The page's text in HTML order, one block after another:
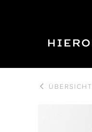
ÜBERSICHT